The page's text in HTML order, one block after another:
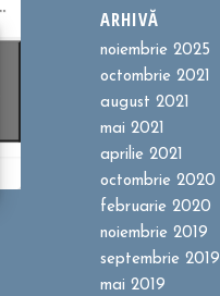
ARHIVĂ
noiembrie 2025
octombrie 2021
august 2021
mai 2021
aprilie 2021
octombrie 2020
februarie 2020
noiembrie 2019
septembrie 2019
mai 2019